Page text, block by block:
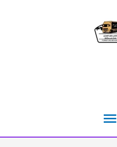
القائمة